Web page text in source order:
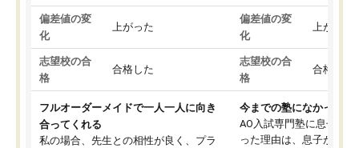
偏差値の変
化
上がった
志望校の合
格
合格した
フルオーダーメイドで一人一人に向き
合ってくれる
私の場合、先生との相性が良く、プラ
偏差値の変
化
上がった
志望校の合
格
合格した
今までの塾になかった
AO入試専門塾に息子を
った理由は、息子が高校